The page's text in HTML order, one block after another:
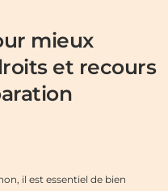
mieux
et recours
il est essentiel de bien